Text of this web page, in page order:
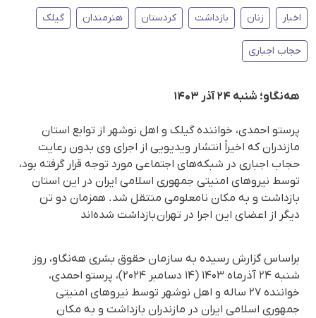
اخبار زنان بازداشت کردستان هنرمندان گیلک
حجاب اجباری
هەنگاو؛ شنبه ۲۴ آذر ۱۴۰۳
پرستو احمدی، خواننده گیلک و اهل نوشهر از توابع استان
مازندران که اخیراً انتشار ویدیویی از اجرای وی بدون رعایت
حجاب اجباری در شبکه‌های اجتماعی مورد توجه قرار گرفته بود،
توسط نیروهای امنیتی جمهوری اسلامی ایران در این استان
بازداشت و به مکان نامعلومی منتقل شد. همزمان دو تن
دیگر از اعضای این اجرا در تهران بازداشت شدەاند
براساس گزارش رسیده به سازمان حقوق بشری هه‌نگاو، روز
شنبه ۲۴ آذرماه ۱۴۰۳ (۱۴ دسامبر ۲۰۲۴)، پرستو احمدی،
خواننده ۲۷ ساله و اهل نوشهر توسط نیروهای امنیتی
جمهوری اسلامی ایران در مازندران بازداشت و به مکان